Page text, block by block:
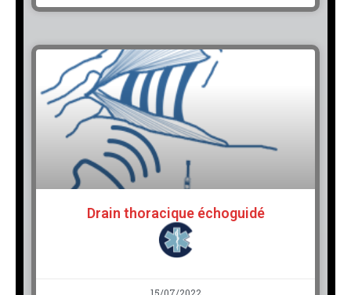
Drain thoracique échoguidé
15/07/2022